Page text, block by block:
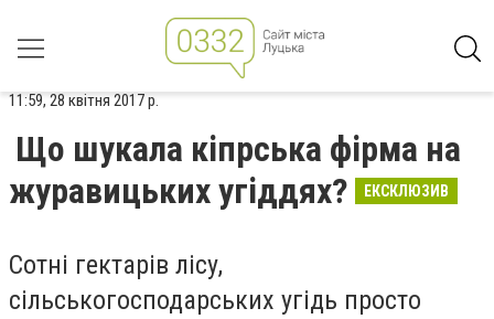
11:59, 28 квітня 2017 р.
Що шукала кіпрська фірма на
журавицьких угіддях?
ЕКСКЛЮЗИВ
Сотні гектарів лісу,
сільськогосподарських угідь просто